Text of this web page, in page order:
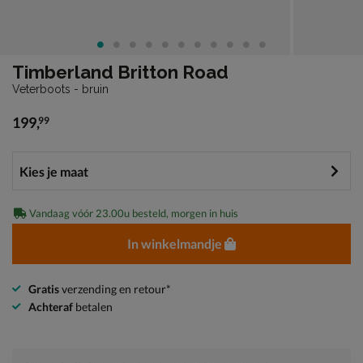
Timberland Britton Road
Veterboots - bruin
€ 199,99
199,99
Vandaag vóór 23.00u besteld, morgen in huis
In winkelmandje
Gratisverzending en retour*
Achteraf betalen